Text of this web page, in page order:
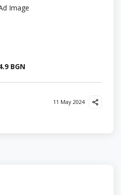
BGN
11 May 2024